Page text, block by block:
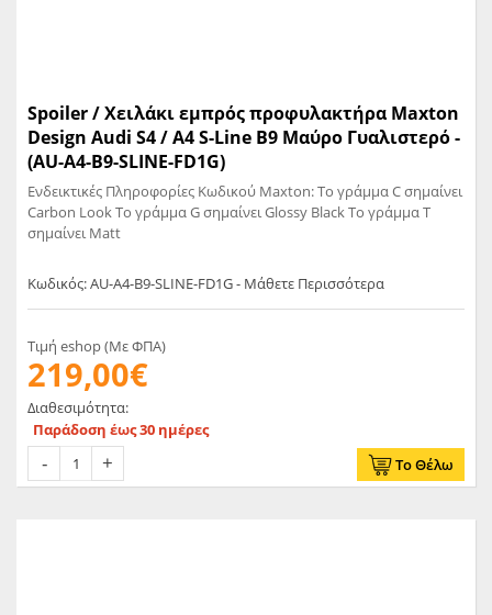
Spoiler / Χειλάκι εμπρός προφυλακτήρα Maxton
Design Audi S4 / A4 S-Line B9 Μαύρο Γυαλιστερό -
(AU-A4-B9-SLINE-FD1G)
Ενδεικτικές Πληροφορίες Κωδικού Maxton: Το γράμμα C σημαίνει
Carbon Look Το γράμμα G σημαίνει Glossy Black Το γράμμα T
σημαίνει Matt
Κωδικός: AU-A4-B9-SLINE-FD1G - Μάθετε Περισσότερα
Τιμή eshop (Με ΦΠΑ)
219,00€
Διαθεσιμότητα:
Παράδοση έως 30 ημέρες
Το Θέλω